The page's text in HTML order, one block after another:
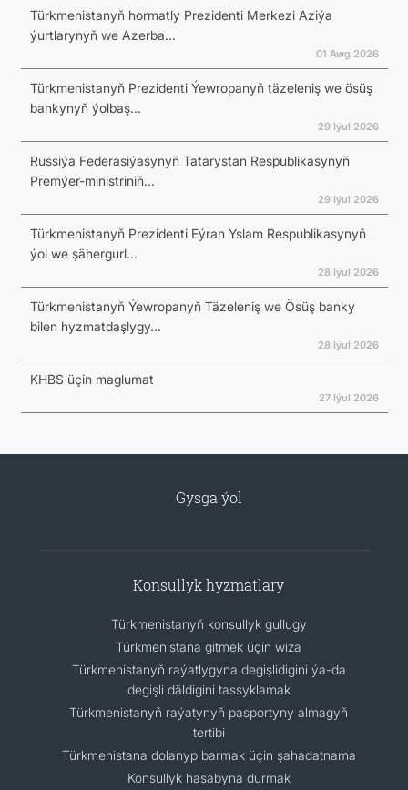
Türkmenistanyň hormatly Prezidenti Merkezi Aziýa
ýurtlarynyň we Azerba...
01 Awg 2026
Türkmenistanyň Prezidenti Ýewropanyň täzeleniş we ösüş
bankynyň ýolbaş...
29 Iýul 2026
Russiýa Federasiýasynyň Tatarystan Respublikasynyň
Premýer-ministriniň...
29 Iýul 2026
Türkmenistanyň Prezidenti Eýran Yslam Respublikasynyň
ýol we şähergurl...
28 Iýul 2026
Türkmenistanyň Ýewropanyň Täzeleniş we Ösüş banky
bilen hyzmatdaşlygy...
28 Iýul 2026
KHBS üçin maglumat
27 Iýul 2026
Gysga ýol
Konsullyk hyzmatlary
Türkmenistanyň konsullyk gullugy
Türkmenistana gitmek üçin wiza
Türkmenistanyň raýatlygyna degişlidigini ýa-da
degişli däldigini tassyklamak
Türkmenistanyň raýatynyň pasportyny almagyň
tertibi
Türkmenistana dolanyp barmak üçin şahadatnama
Konsullyk hasabyna durmak